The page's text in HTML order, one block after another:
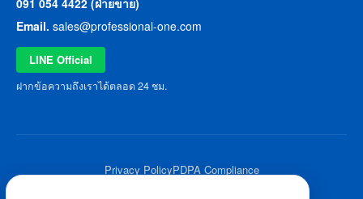
091 054 4422 (ฝ่ายขาย)
Email. sales@professional-one.com
LINE Official
ฝากข้อความถึงเราได้ตลอด 24 ชม.
Privacy PolicyPDPA Compliance